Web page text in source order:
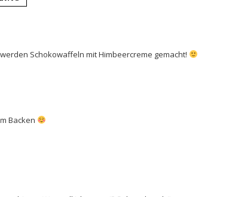
Schokowaffeln mit Himbeercreme gemacht!
Backen